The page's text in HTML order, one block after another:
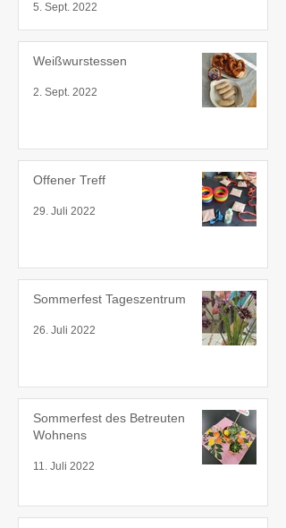
5. Sept. 2022
Weißwurstessen
2. Sept. 2022
Offener Treff
29. Juli 2022
Sommerfest Tageszentrum
26. Juli 2022
Sommerfest des Betreuten
Wohnens
11. Juli 2022